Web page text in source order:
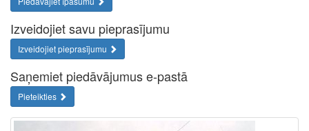
Izveidojiet savu pieprasījumu
Izveidojiet pieprasījumu
Saņemiet piedāvājumus e-pastā
Pieteikties